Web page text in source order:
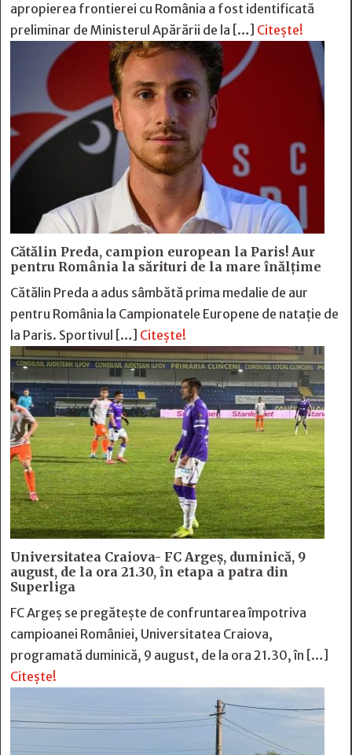
apropierea frontierei cu România a fost identificată
preliminar de Ministerul Apărării de la […] Citește!
Cătălin Preda, campion european la Paris! Aur
pentru România la sărituri de la mare înălțime
Cătălin Preda a adus sâmbătă prima medalie de aur
pentru România la Campionatele Europene de natație de
la Paris. Sportivul […] Citește!
Universitatea Craiova- FC Argeș, duminică, 9
august, de la ora 21.30, în etapa a patra din
Superliga
FC Argeș se pregătește de confruntarea împotriva
campioanei României, Universitatea Craiova,
programată duminică, 9 august, de la ora 21.30, în […]
Citește!